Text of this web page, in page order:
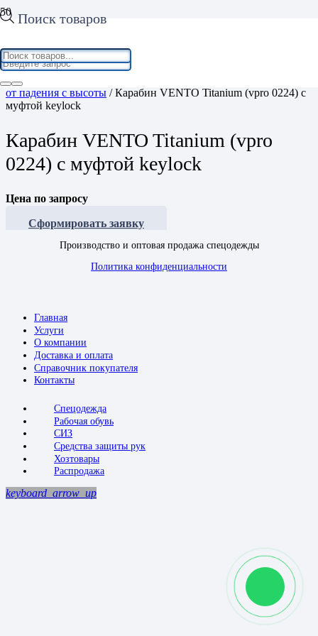
Поиск товаров
Home
от падения с высоты / Карабин VENTO Titanium (vpro 0224) с
муфтой keylock
Карабин VENTO Titanium (vpro
0224) с муфтой keylock
Цена по запросу
Сформировать заявку
Производство и оптовая продажа спецодежды
Политика конфиденциальности
Главная
Услуги
О компании
Доставка и оплата
Справочник покупателя
Контакты
Спецодежда
Рабочая обувь
СИЗ
Средства защиты рук
Хозтовары
Распродажа
keyboard_arrow_up